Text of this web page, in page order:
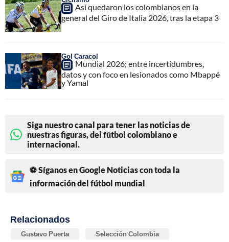
Así quedaron los colombianos en la
general del Giro de Italia 2026, tras la etapa 3
Gol Caracol
Mundial 2026; entre incertidumbres,
datos y con foco en lesionados como Mbappé
y Yamal
Siga nuestro canal para tener las noticias de
nuestras figuras, del fútbol colombiano e
internacional.
⚽ Síganos en Google Noticias con toda la
información del fútbol mundial
Relacionados
Gustavo Puerta Selección Colombia